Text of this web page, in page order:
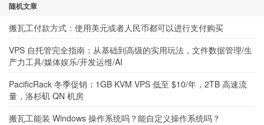
随机文章
搬瓦工付款方式：使用美元或者人民币都可以进行支付购买
VPS 自托管完全指南：从基础到高级的实用玩法，文件数据管理/生
产力工具/媒体娱乐/开发运维/AI
PacificRack 冬季促销：1GB KVM VPS 低至 $10/年，2TB 高速流
量，洛杉矶 QN 机房
搬瓦工能装 Windows 操作系统吗？能自定义操作系统吗？